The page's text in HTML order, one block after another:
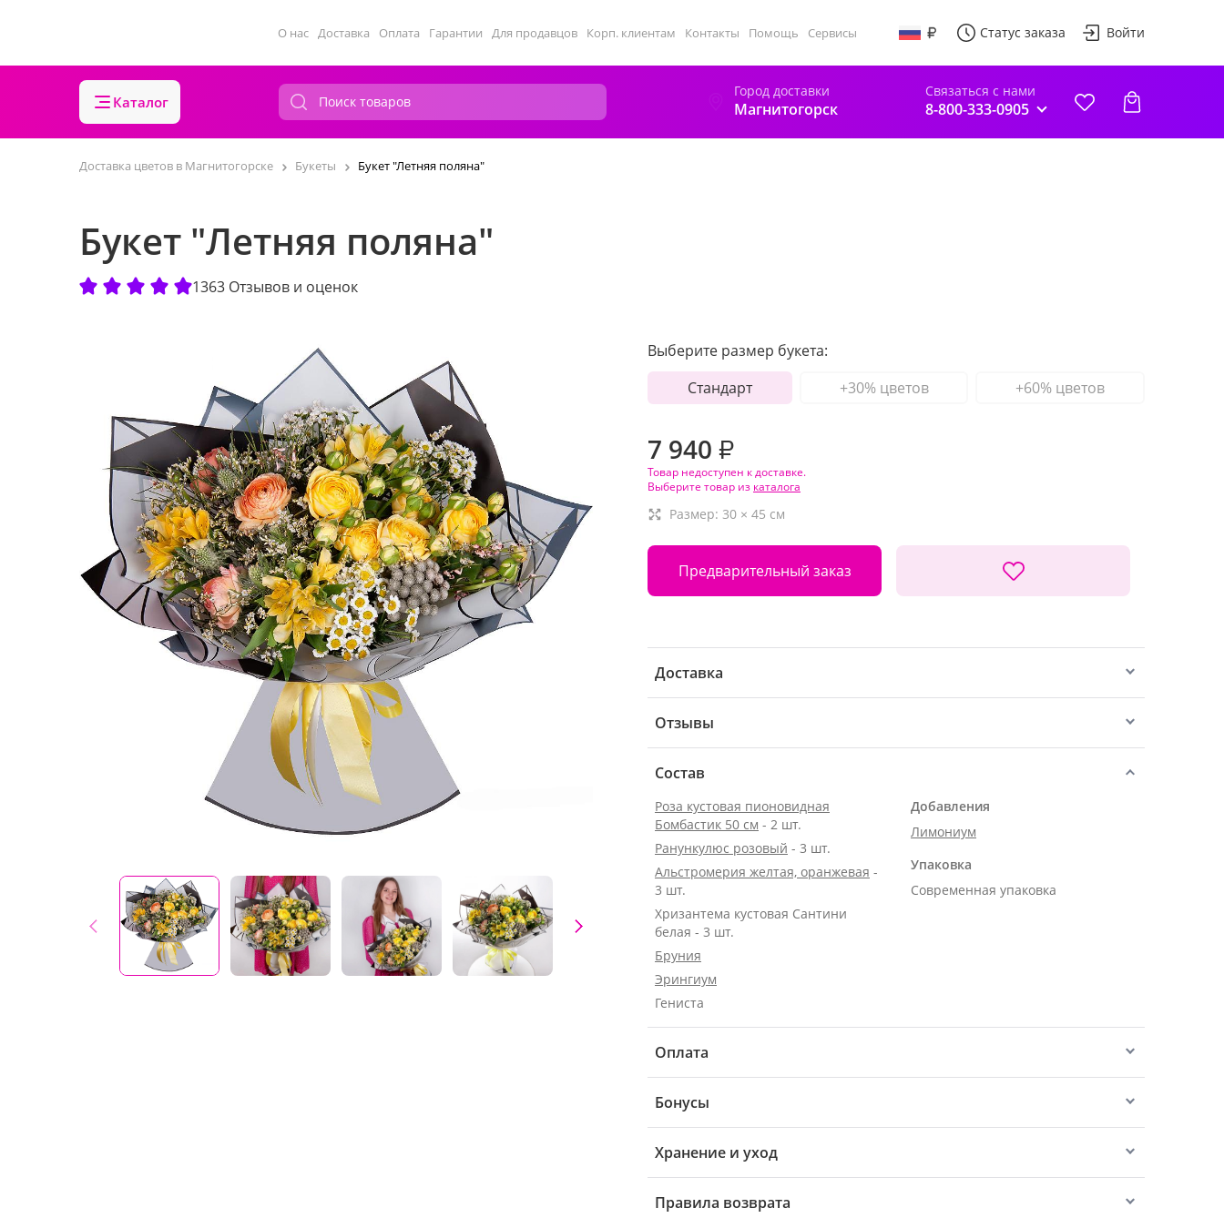
О нас Доставка Оплата Гарантии Для продавцов Корп. клиентам Контакты Помощь Сервисы Статус заказа Войти
Каталог
Город доставки
Магнитогорск
Связаться с нами
8-800-333-0905
Доставка цветов в Магнитогорске Букеты Букет "Летняя поляна"
Букет "Летняя поляна"
1363 Отзывов и оценок
Выберите размер букета:
Стандарт
+30% цветов +60% цветов
7 940 ₽
Товар недоступен к доставке.
Выберите товар из каталога
Размер: 30 × 45 см
Предварительный заказ
Доставка
Отзывы
Состав
Роза кустовая пионовидная
Бомбастик 50 см - 2 шт.
Ранункулюс розовый - 3 шт.
Альстромерия желтая, оранжевая -
3 шт.
Хризантема кустовая Сантини
белая - 3 шт.
Бруния
Эрингиум
Гениста
Добавления
Лимониум
Упаковка
Современная упаковка
Оплата
Бонусы
Хранение и уход
Правила возврата